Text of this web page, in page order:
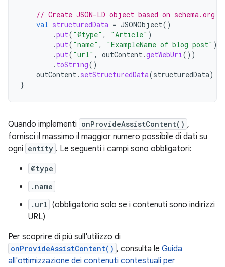
// Create JSON-LD object based on schema.org
val structuredData = JSONObject()
.put( "@type" , "Article" )
.put( "name" , "ExampleName of blog post" )
.put( "url" , outContent.getWebUri())
. toString()
outContent. setStructuredData(structuredData)
}
Quando implementi onProvideAssistContent() ,
fornisci il massimo il maggior numero possibile di dati su
ogni entity . Le seguenti i campi sono obbligatori:
@type
.name
.url (obbligatorio solo se i contenuti sono indirizzi
URL)
Per scoprire di più sull'utilizzo di
onProvideAssistContent() , consulta le Guida
all'ottimizzazione dei contenuti contestuali per